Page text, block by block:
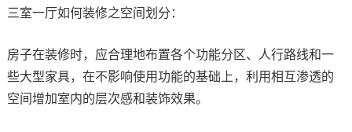
三室一厅如何装修之空间划分：
房子在装修时，应合理地布置各个功能分区、人行路线和一
些大型家具，在不影响使用功能的基础上，利用相互渗透的
空间增加室内的层次感和装饰效果。